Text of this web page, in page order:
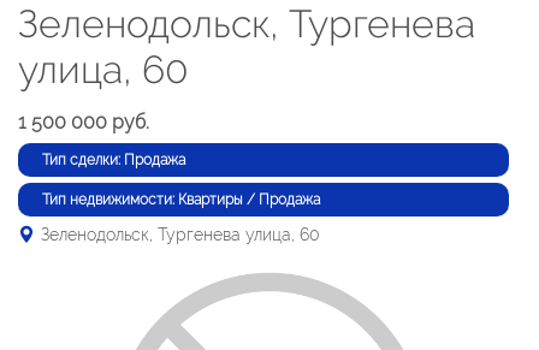
Зеленодольск, Тургенева
улица, 60
1 500 000 руб.
Тип сделки: Продажа
Тип недвижимости: Квартиры / Продажа
Зеленодольск, Тургенева улица, 60